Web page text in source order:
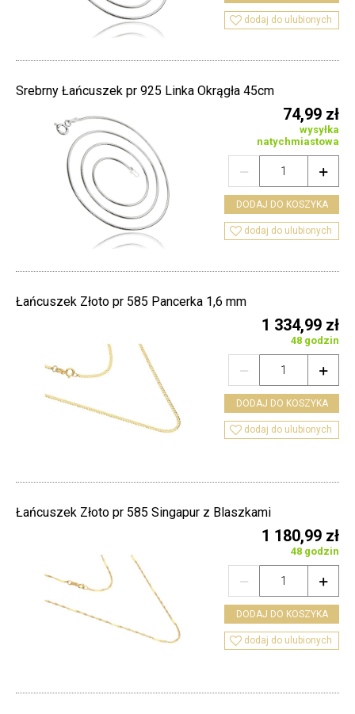
 dodaj do ulubionych
Srebrny Łańcuszek pr 925 Linka Okrągła 45cm
74,99 zł
wysyłka
natychmiastowa


DODAJ DO KOSZYKA
 dodaj do ulubionych
Łańcuszek Złoto pr 585 Pancerka 1,6 mm
1 334,99 zł
48 godzin


DODAJ DO KOSZYKA
 dodaj do ulubionych
Łańcuszek Złoto pr 585 Singapur z Blaszkami
1 180,99 zł
48 godzin


DODAJ DO KOSZYKA
 dodaj do ulubionych